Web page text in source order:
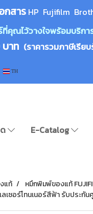
กสาร HP Fujifilm
คุณไว้วางใจพร้อมบริกา
าท (ราคารวมภาษีเรีย
TH
E-Catalog
แท้ หมึกพิมพ์ของแท้
ลเซอร์โทนเนอร์สีฟ้า รับประ